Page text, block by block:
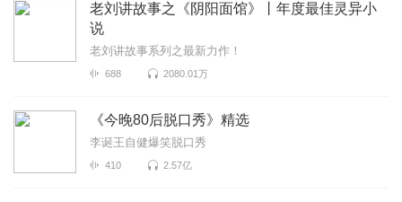
老刘讲故事之《阴阳面馆》丨年度最佳灵异小
说
老刘讲故事系列之最新力作！
688 2080.01万
《今晚80后脱口秀》精选
李诞王自健爆笑脱口秀
410 2.57亿